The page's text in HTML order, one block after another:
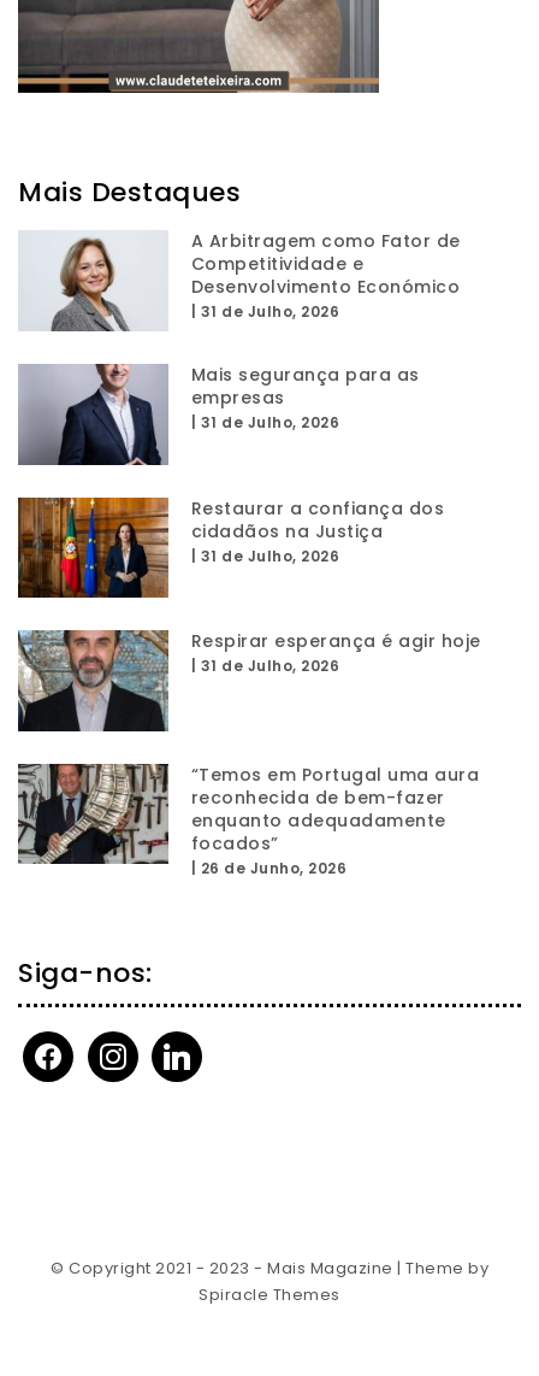
Mais Destaques
A Arbitragem como Fator de
Competitividade e
Desenvolvimento Económico
31 de Julho, 2026
Mais segurança para as
empresas
31 de Julho, 2026
Restaurar a confiança dos
cidadãos na Justiça
31 de Julho, 2026
Respirar esperança é agir hoje
31 de Julho, 2026
“Temos em Portugal uma aura
reconhecida de bem-fazer
enquanto adequadamente
focados”
26 de Junho, 2026
Siga-nos:
facebookinstagramlinkedin
© Copyright 2021 - 2023 - Mais Magazine | Theme by
Spiracle Themes